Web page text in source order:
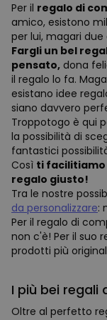
Per il regalo di
amico, esistono
per lui, magari
Fargli un bel
pensato, dona
il regalo lo fa.
esistano idee
siano davvero
Troppotogo è qui
la possibilità di
fantastici
Così ti facilitiamo
regalo giusto!
Tra le nostre
da personalizzare:
Per il regalo di
non c'è! Per il suo
prodotti più
I più bei regali
Oltre al perfetto